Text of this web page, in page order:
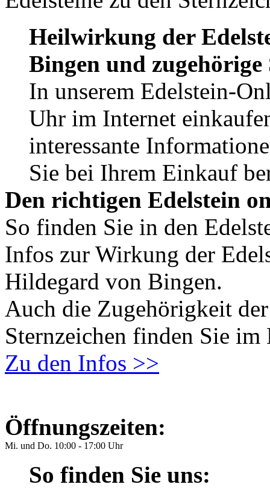
Heilwirkung der
Bingen und zugehörige
In unserem Edelstein-
Uhr im Internet
interessante
Sie bei Ihrem Einkauf
Den richtigen Edelstein
So finden Sie in den
Infos zur Wirkung der
Hildegard von Bingen.
Auch die Zugehörigkeit
Sternzeichen finden Sie
Zu den Infos >>
Öffnungszeiten:
Mi. und Do. 10:00 - 17:00 Uhr
So finden Sie uns: